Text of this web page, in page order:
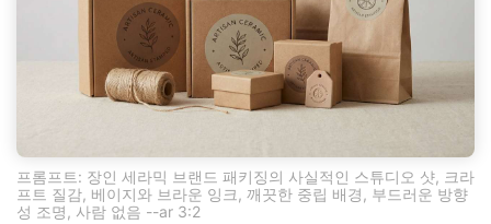
프롬프트: 장인 세라믹 브랜드 패키징의 사실적인 스튜디오 샷, 크라
프트 질감, 베이지와 브라운 잉크, 깨끗한 중립 배경, 부드러운 방향
성 조명, 사람 없음 --ar 3:2